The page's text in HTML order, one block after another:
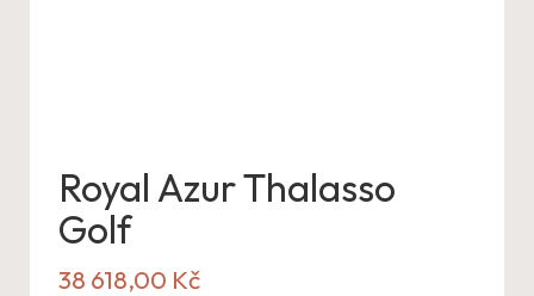
Royal Azur Thalasso
Golf
38 618,00 Kč